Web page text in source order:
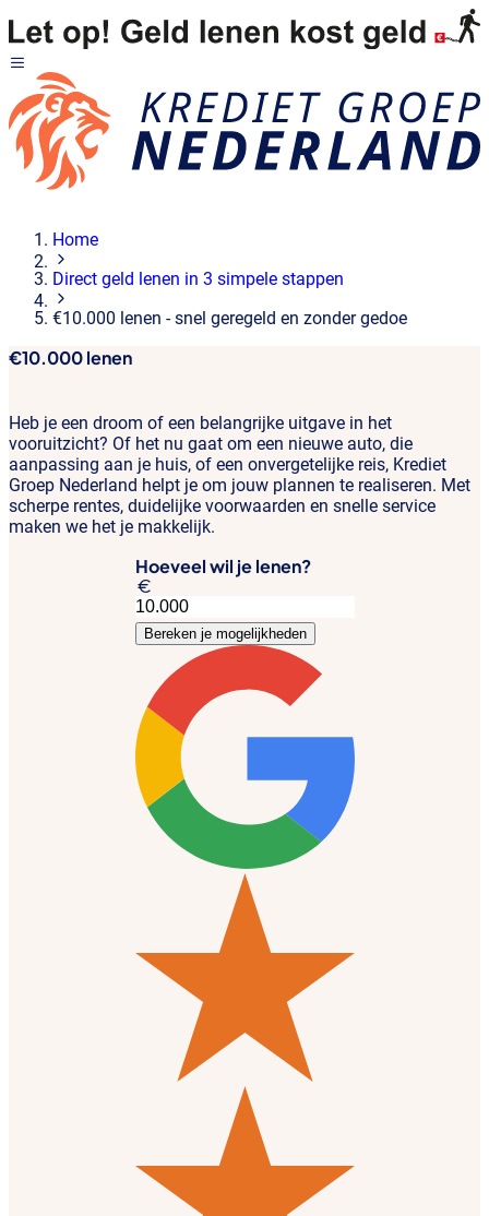
Home
Direct geld lenen in 3 simpele stappen
€10.000 lenen - snel geregeld en zonder gedoe
€10.000 lenen
Heb je een droom of een belangrijke uitgave in het
vooruitzicht? Of het nu gaat om een nieuwe auto, die
aanpassing aan je huis, of een onvergetelijke reis, Krediet
Groep Nederland helpt je om jouw plannen te realiseren. Met
scherpe rentes, duidelijke voorwaarden en snelle service
maken we het je makkelijk.
Hoeveel wil je lenen?
Bereken je mogelijkheden